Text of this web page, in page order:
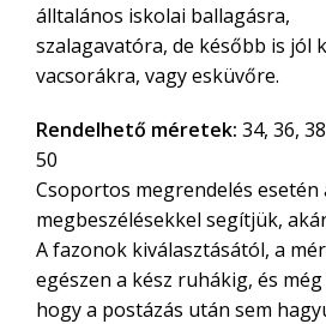
álltalános iskolai ballagásra,
szalagavatóra, de később is jól
vacsorákra, vagy esküvőre.
Rendelhető méretek: 34, 36,
50
Csoportos megrendelés
megbeszélésekkel segítjük,
A fazonok kiválasztásától, a
egészen a kész ruhákig, és
hogy a postázás után sem